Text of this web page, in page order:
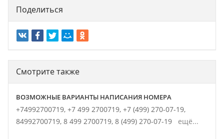
Поделиться
Смотрите также
ВОЗМОЖНЫЕ ВАРИАНТЫ НАПИСАНИЯ НОМЕРА
+74992700719, +7 499 2700719, +7 (499) 270-07-19,
84992700719, 8 499 2700719, 8 (499) 270-07-19 ещё...